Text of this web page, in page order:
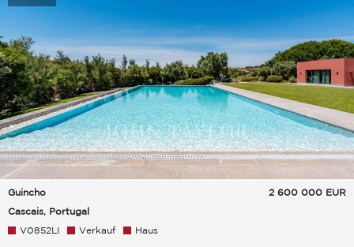
Guincho
Cascais, Portugal
2 600 000 EUR
V0852LI Verkauf Haus